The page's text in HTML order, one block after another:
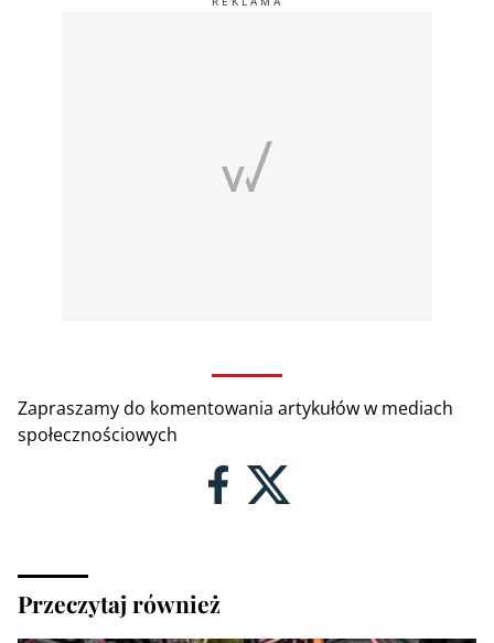
Zapraszamy do komentowania artykułów w mediach
społecznościowych
Przeczytaj również